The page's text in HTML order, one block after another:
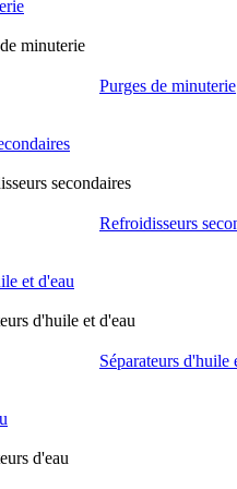
minuterie
Purges de minuterie
secondaires
Refroidisseurs
et d'eau
d'huile et d'eau
Séparateurs d'huile
d'eau